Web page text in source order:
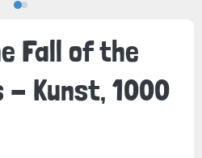
Fall of the
- Kunst, 1000